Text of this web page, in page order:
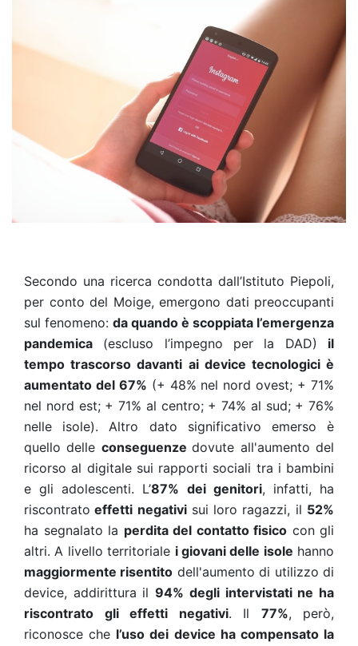
Secondo una ricerca condotta dall’Istituto Piepoli,
per conto del Moige, emergono dati preoccupanti
sul fenomeno: da quando è scoppiata l’emergenza
pandemica (escluso l’impegno per la DAD) il
tempo trascorso davanti ai device tecnologici è
aumentato del 67% (+ 48% nel nord ovest; + 71%
nel nord est; + 71% al centro; + 74% al sud; + 76%
nelle isole). Altro dato significativo emerso è
quello delle conseguenzedovute all'aumento del
ricorso al digitale sui rapporti sociali tra i bambini
e gli adolescenti. L’87% dei genitori, infatti, ha
riscontrato effetti negativisui loro ragazzi, il 52%
ha segnalato la perdita del contatto fisico con gli
altri. A livello territoriale i giovani delle isole hanno
maggiormente risentito dell'aumento di utilizzo di
device, addirittura il94% degli intervistati ne ha
riscontrato gli effetti negativi. Il 77%, però,
riconosce che l’uso dei device ha compensato la